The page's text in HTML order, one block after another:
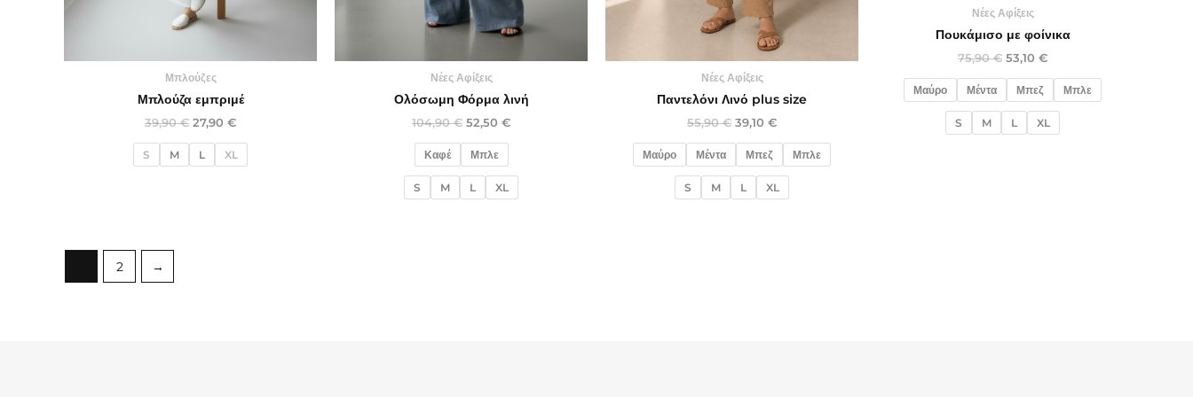
Μπλούζες
Μπλούζα εμπριμέ
39,90€ 27,90 €
S M L XL
Νέες Αφίξεις
Ολόσωμη Φόρμα λινή
104,90€ 52,50 €
Καφέ Μπλε
S M L XL
Νέες Αφίξεις
Παντελόνι Λινό plus size
55,90€ 39,10 €
Μαύρο Μέντα Μπεζ Μπλε
S M L XL
Νέες Αφίξεις
Πουκάμισο με φοίνικα
75,90€ 53,10 €
Μαύρο Μέντα Μπεζ Μπλε
S M L XL
2 →